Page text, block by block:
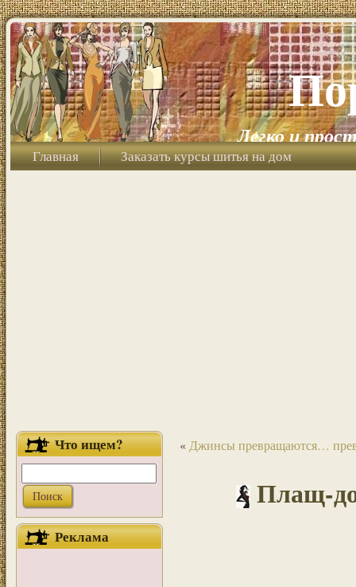
Легко и
Главная Заказать курсы шитья на дом
Что ищем?
Реклама
« Джинсы превращаются…
Плащ-